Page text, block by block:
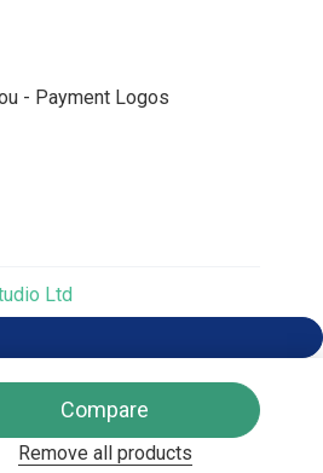
Ltd
Compare
Remove all products